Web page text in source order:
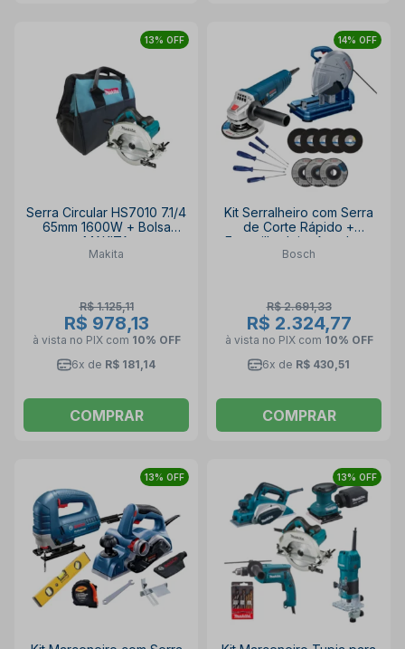
13% OFF
Serra Circular HS7010 7.1/4
65mm 1600W + Bolsa
MAKITA
Makita
R$ 1.125,11
R$ 978,13
à vista no PIX com 10% OFF
6x de R$ 181,14
COMPRAR
14% OFF
Kit Serralheiro com Serra
de Corte Rápido +
Esmerilhadeira Angular +
Jogo de Chaves de Fenda
Bosch
R$ 2.691,33
R$ 2.324,77
à vista no PIX com 10% OFF
6x de R$ 430,51
COMPRAR
13% OFF 13% OFF